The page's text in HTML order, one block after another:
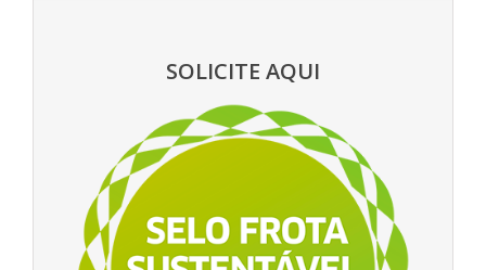
SOLICITE AQUI